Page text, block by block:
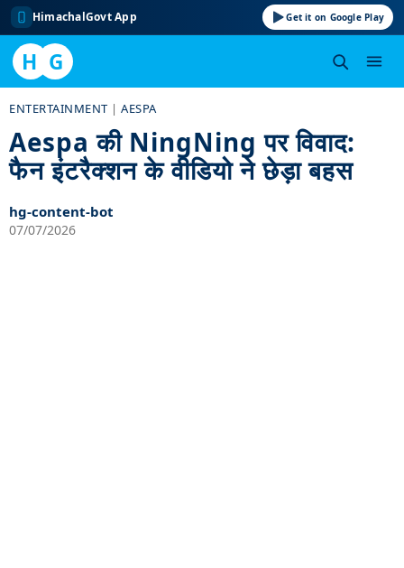
HimachalGovt App Get it on Google Play
H G
content
ENTERTAINMENT |AESPA
Aespa की NingNing पर विवाद:
फैन इंटरैक्शन के वीडियो ने छेड़ा बहस
hg-content-bot
07/07/2026